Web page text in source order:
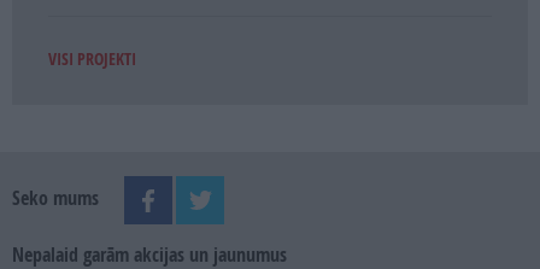
VISI PROJEKTI
Seko mums
Nepalaid garām akcijas un jaunumus